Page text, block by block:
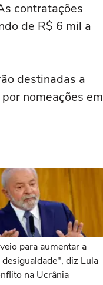
contratações
de R$ 6 mil a
destinadas a
nomeações em
para aumentar a
desigualdade", diz Lula
na Ucrânia